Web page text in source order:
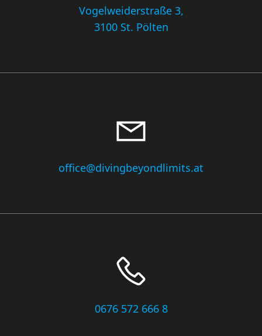
Vogelweiderstraße 3,
3100 St. Pölten
office@divingbeyondlimits.at
0676 572 666 8